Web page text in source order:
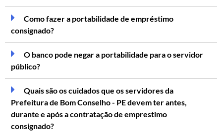
Como fazer a portabilidade de empréstimo
consignado?
O banco pode negar a portabilidade para o servidor
público?
Quais são os cuidados que os servidores da
Prefeitura de Bom Conselho - PE devem ter antes,
durante e após a contratação de emprestimo
consignado?